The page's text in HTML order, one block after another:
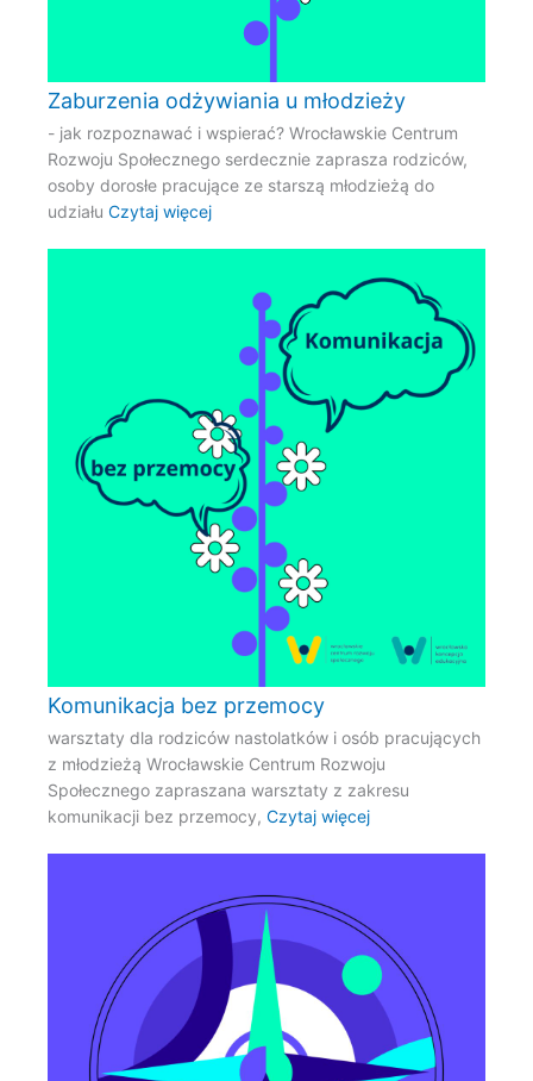
Zaburzenia odżywiania u młodzieży
- jak rozpoznawać i wspierać? Wrocławskie Centrum
Rozwoju Społecznego serdecznie zaprasza rodziców,
osoby dorosłe pracujące ze starszą młodzieżą do
udziałuCzytaj więcej
Komunikacja bez przemocy
warsztaty dla rodziców nastolatków i osób pracujących
z młodzieżą Wrocławskie Centrum Rozwoju
Społecznego zapraszana warsztaty z zakresu
komunikacji bez przemocy,Czytaj więcej